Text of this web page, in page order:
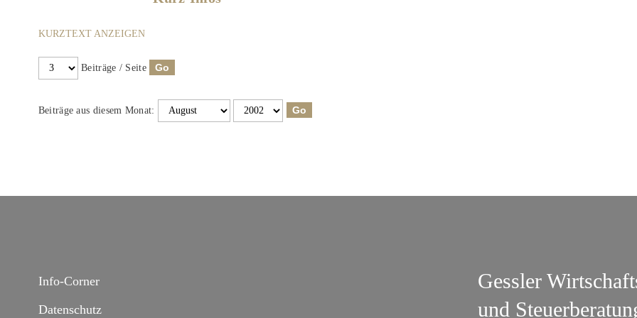
KURZTEXT ANZEIGEN
Beiträge / Seite
Beiträge aus diesem Monat:
Info-Corner
Datenschutz
Gessler
und